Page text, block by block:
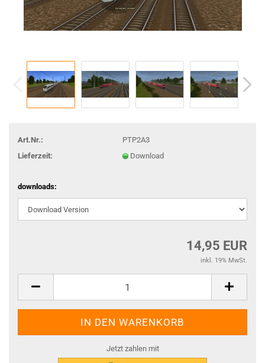
Art.Nr.:
PTP2A3
Lieferzeit:
Download
downloads:
14,95 EUR
inkl. 19% MwSt.
Jetzt zahlen mit